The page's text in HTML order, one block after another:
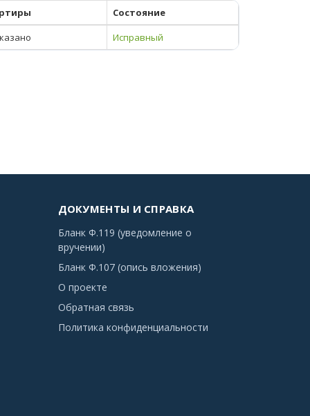
Состояние
Исправный
ДОКУМЕНТЫ И СПРАВКА
Бланк Ф.119 (уведомление о
вручении)
Бланк Ф.107 (опись вложения)
О проекте
Обратная связь
Политика конфиденциальности